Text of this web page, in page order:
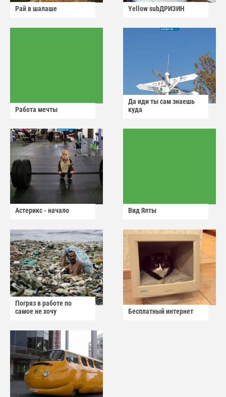
Рай в шалаше Yellow subДРИЗИН
Работа мечты
Да иди ты сам знаешь
куда
Астерикс - начало Вид Ялты
Погряз в работе по
самое не хочу
Бесплатный интернет